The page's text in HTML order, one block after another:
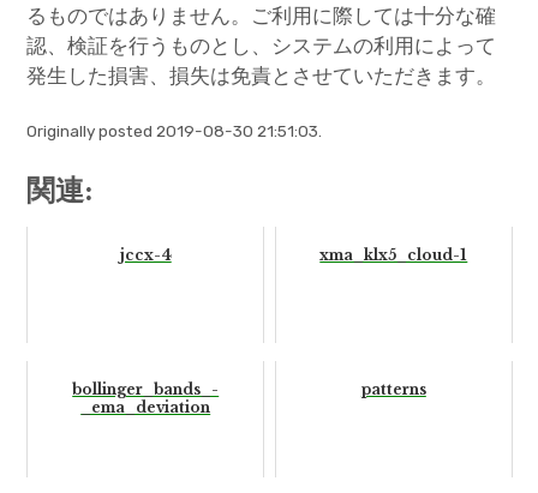
るものではありません。ご利用に際しては十分な確
認、検証を行うものとし、システムの利用によって
発生した損害、損失は免責とさせていただきます。
Originally posted 2019-08-30 21:51:03.
関連:
jccx-4 xma_klx5_cloud-1
bollinger_bands_-
_ema_deviation
patterns